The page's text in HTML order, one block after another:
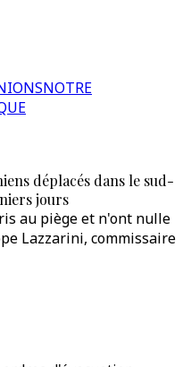
NOTRE
déplacés dans le sud-
jours
au piège et n'ont nulle
Lazzarini, commissaire